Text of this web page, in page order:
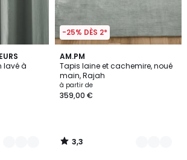
lavé à
-25% DÈS 2*
AM.PM
Tapis laine et cachemire, noué
main, Rajah
à partir de
359,00 €
3,3
/ 5
4
Couleurs
3,3
/